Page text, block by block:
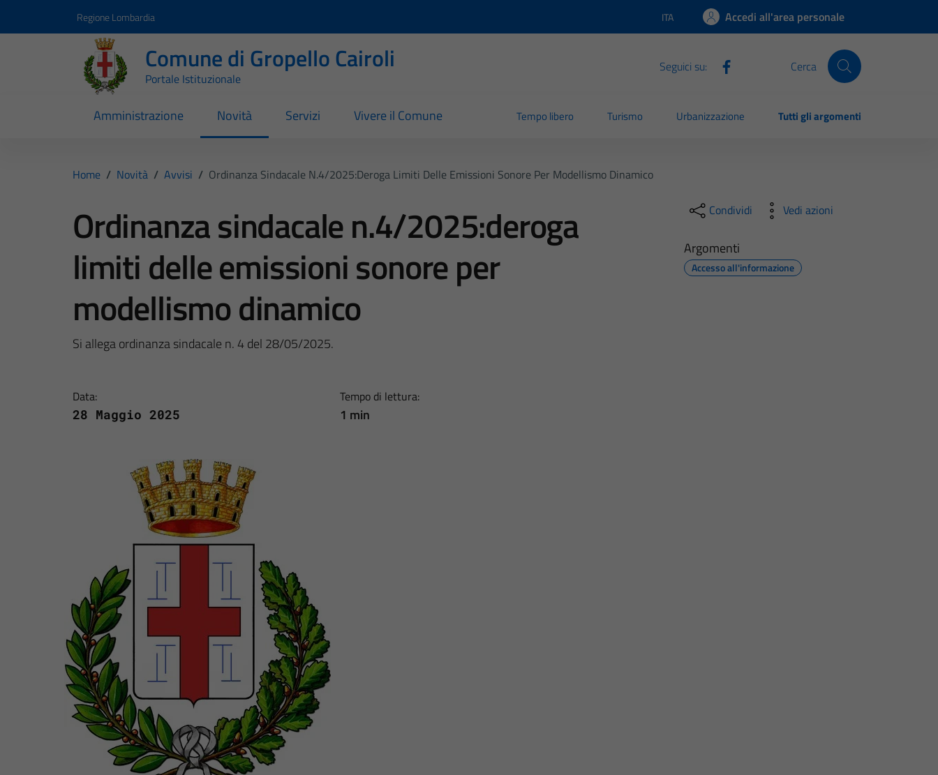
Regione Lombardia Lingua attiva:
ITA Accedi all'area personale
Comune di Gropello Cairoli
Portale Istituzionale
Seguici su: Cerca
Amministrazione Novità Servizi Vivere il Comune Tempo libero Turismo Urbanizzazione Tutti gli argomenti
Home / Novità / Avvisi / Ordinanza Sindacale N.4/2025:deroga Limiti Delle Emissioni Sonore Per Modellismo Dinamico
Ordinanza sindacale n.4/2025:deroga
limiti delle emissioni sonore per
modellismo dinamico
Si allega ordinanza sindacale n. 4 del 28/05/2025.
Data:
28 Maggio 2025
Tempo di lettura:
1 min
Condividi Vedi azioni
Argomenti
Accesso all'informazione